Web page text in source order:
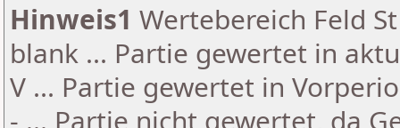
Hinweis1 Wertebereich Feld
blank ... Partie gewertet in
V ... Partie gewertet in
- ... Partie nicht gewertet, da